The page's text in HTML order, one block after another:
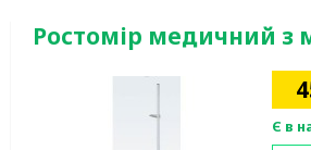
Ростомір медичний з
Є в